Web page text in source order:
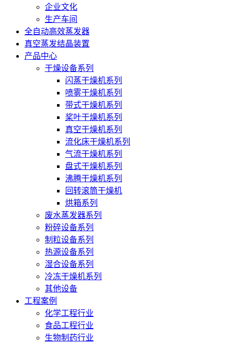
企业文化
生产车间
全自动高效蒸发器
真空蒸发结晶装置
产品中心
干燥设备系列
闪蒸干燥机系列
喷雾干燥机系列
带式干燥机系列
桨叶干燥机系列
真空干燥机系列
流化床干燥机系列
气流干燥机系列
盘式干燥机系列
沸腾干燥机系列
回转滚筒干燥机
烘箱系列
废水蒸发器系列
粉碎设备系列
制粒设备系列
热源设备系列
湿合设备系列
冷冻干燥机系列
其他设备
工程案例
化学工程行业
食品工程行业
生物制药行业